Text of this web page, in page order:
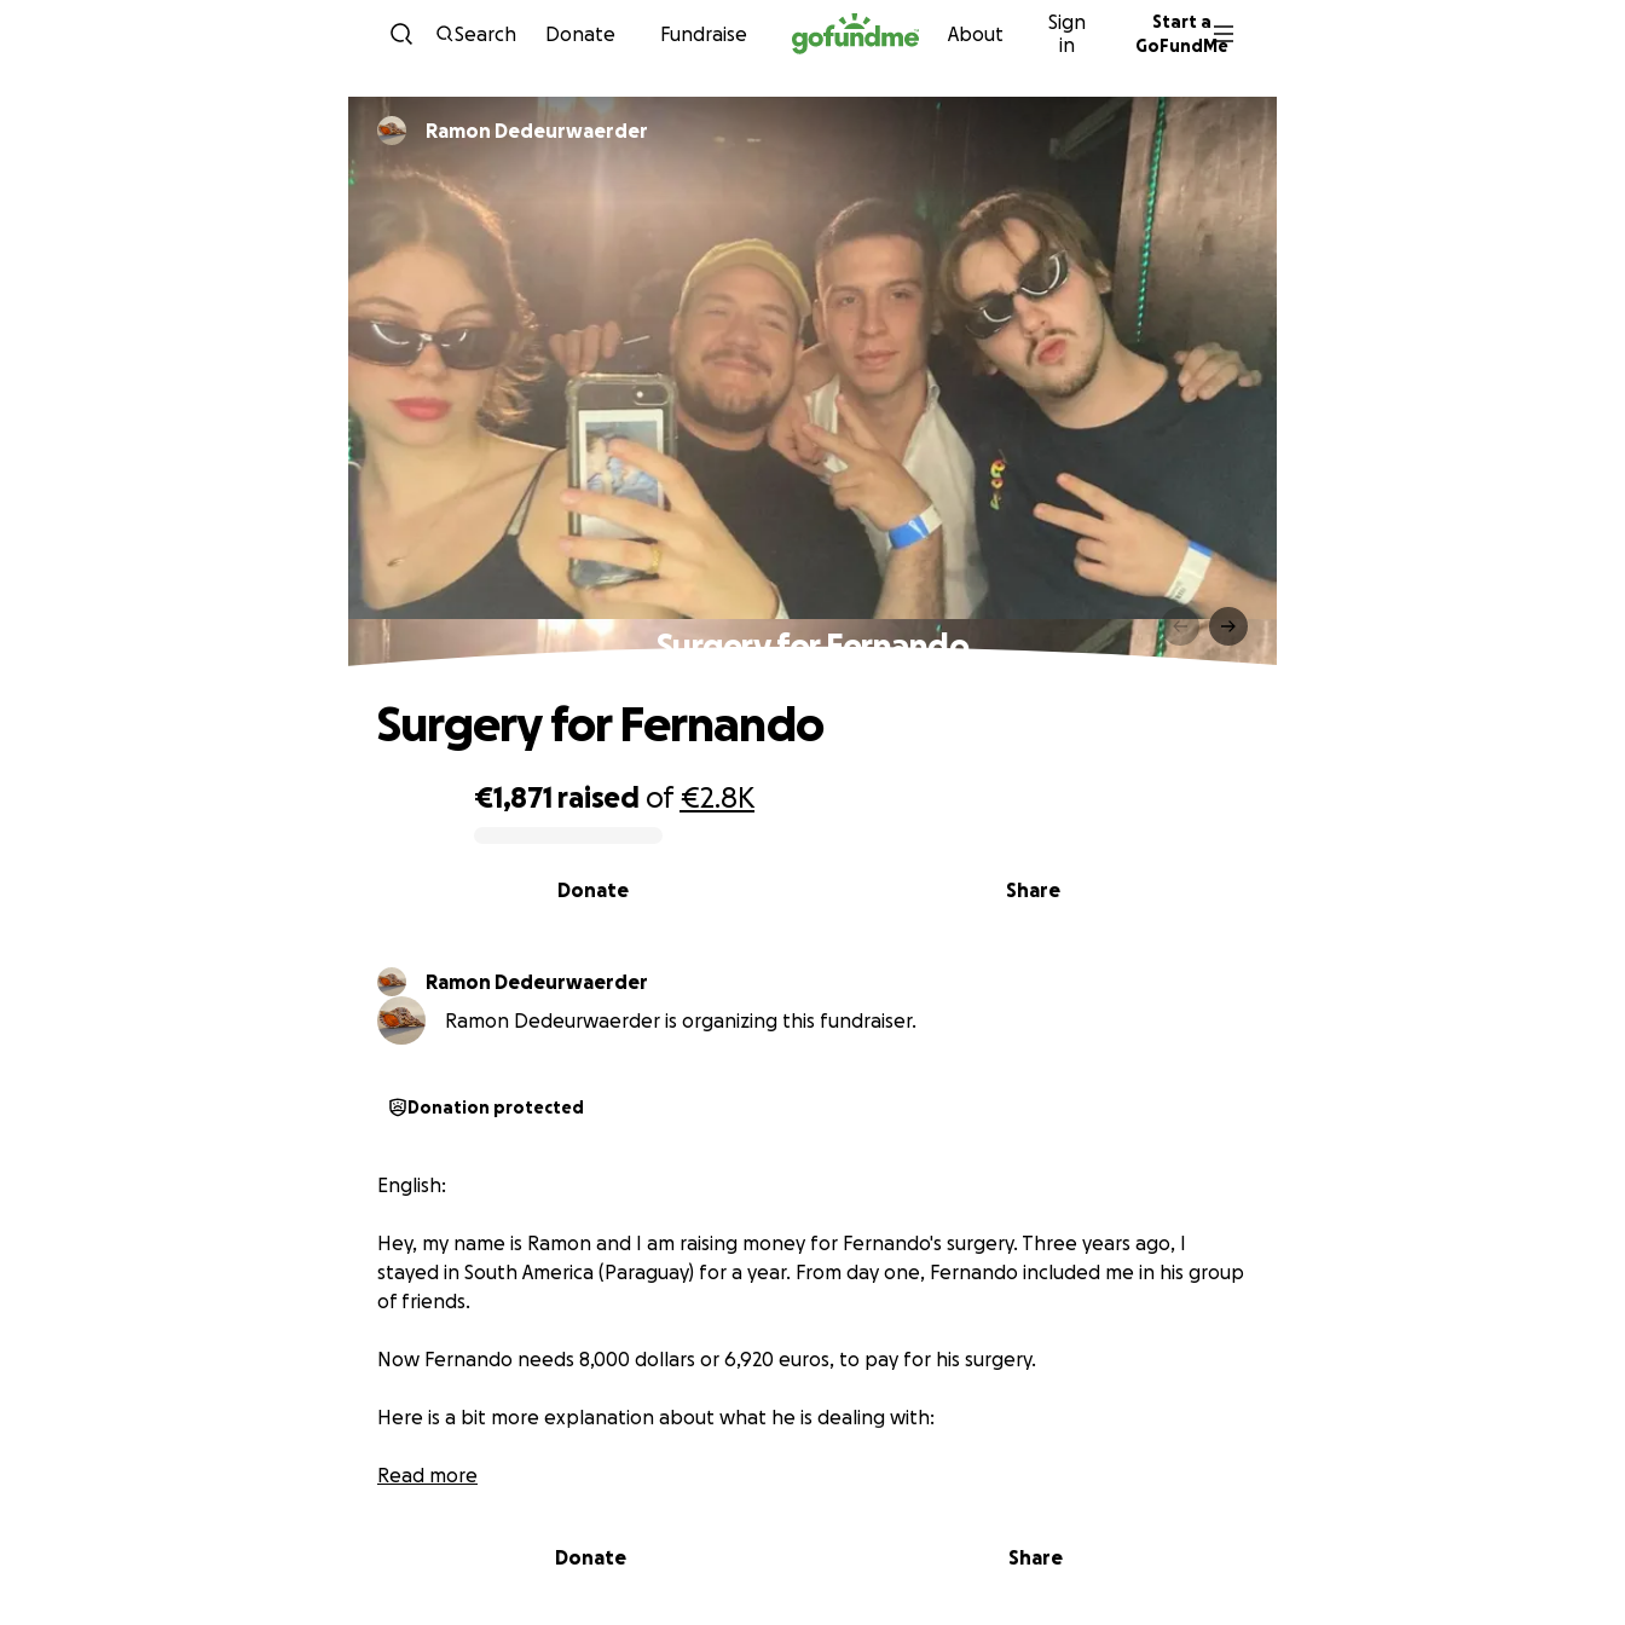
Skip to content
Search Donate Fundraise About
Sign
in
Start a
GoFundMe
Ramon Dedeurwaerder
Surgery for Fernando
€1,871 raised of€2.8K
Share
Donate
Surgery for Fernando
Ramon Dedeurwaerder
Ramon Dedeurwaerder is organizing this fundraiser.
Donation protected
English:
Hey, my name is Ramon and I am raising money for Fernando's surgery. Three years ago, I
stayed in South America (Paraguay) for a year. From day one, Fernando included me in his group
of friends.
Now Fernando needs 8,000 dollars or 6,920 euros, to pay for his surgery.
Here is a bit more explanation about what he is dealing with:
"The aorta is the main artery of the body, the artery that carries blood from the heart to all
Fernando has had an aortic dissection, which means that the artery has torn from the inside
Read more
Donate Share